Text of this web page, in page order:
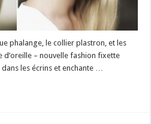
phalange, le collier plastron, et les
d’oreille – nouvelle fashion fixette
les écrins et enchante …